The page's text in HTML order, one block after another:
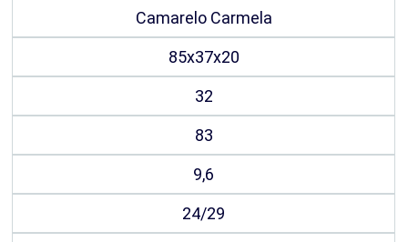
Camarelo Carmela
85х37х20
32
83
9,6
24/29